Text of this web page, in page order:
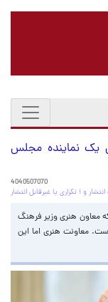
یک نماینده مجلس
4040507070
معاون هنری وزیر فرهنگ
معاونت هنری اما این